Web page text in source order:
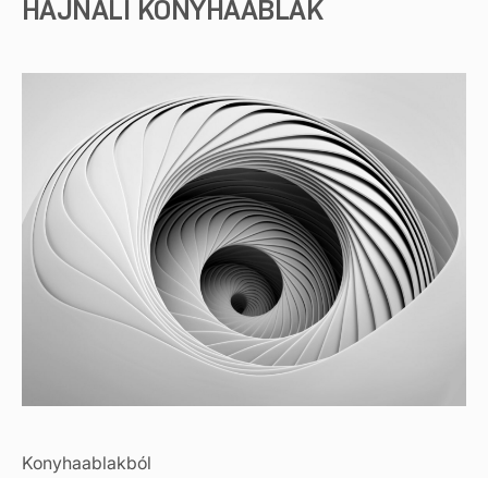
HAJNALI KONYHAABLAK
Konyhaablakból